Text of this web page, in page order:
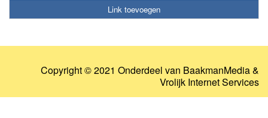
Link toevoegen
Copyright © 2021 Onderdeel van BaakmanMedia&
Vrolijk Internet Services